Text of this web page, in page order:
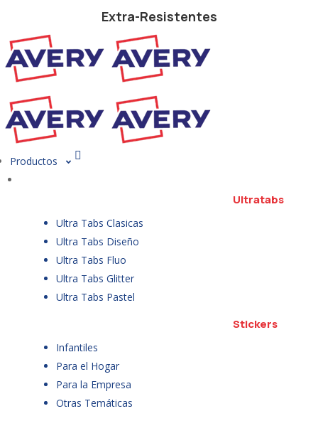
Extra-Resistentes
Productos
Ultratabs
Ultra Tabs Clasicas
Ultra Tabs Diseño
Ultra Tabs Fluo
Ultra Tabs Glitter
Ultra Tabs Pastel
Stickers
Infantiles
Para el Hogar
Para la Empresa
Otras Temáticas